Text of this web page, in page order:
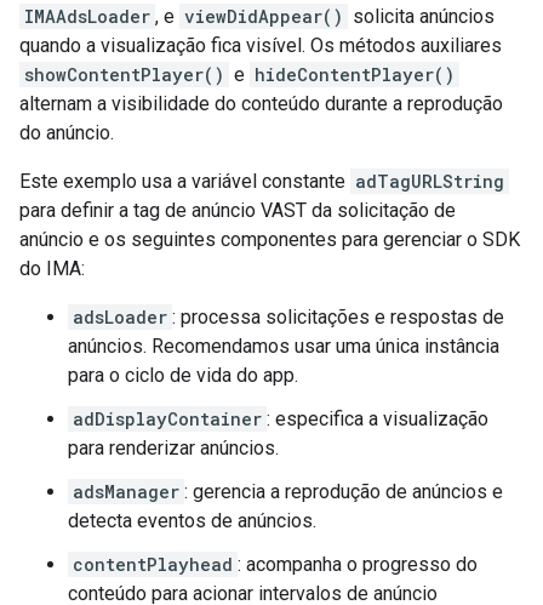
IMAAdsLoader , e viewDidAppear() solicita anúncios
quando a visualização fica visível. Os métodos auxiliares
showContentPlayer() e hideContentPlayer()
alternam a visibilidade do conteúdo durante a reprodução
do anúncio.
Este exemplo usa a variável constante adTagURLString
para definir a tag de anúncio VAST da solicitação de
anúncio e os seguintes componentes para gerenciar o SDK
do IMA:
adsLoader : processa solicitações e respostas de
anúncios. Recomendamos usar uma única instância
para o ciclo de vida do app.
adDisplayContainer : especifica a visualização
para renderizar anúncios.
adsManager : gerencia a reprodução de anúncios e
detecta eventos de anúncios.
contentPlayhead : acompanha o progresso do
conteúdo para acionar intervalos de anúncio